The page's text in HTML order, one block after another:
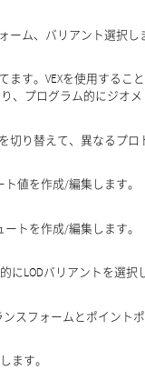
ーム、バリアント選択し
ます。VEXを使用する
、プログラム的にジオ
を切り替えて、異なるプ
値を作成/編集します。
ートを作成/編集します。
LODバリアントを選択
スフォームとポイント
ます。